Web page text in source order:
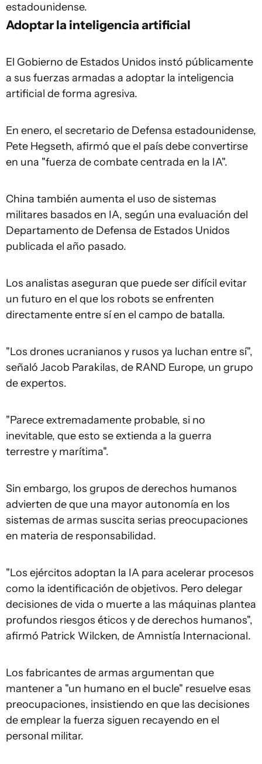
estadounidense.
Adoptar la inteligencia artificial
El Gobierno de Estados Unidos instó públicamente
a sus fuerzas armadas a adoptar la inteligencia
artificial de forma agresiva.
En enero, el secretario de Defensa estadounidense,
Pete Hegseth, afirmó que el país debe convertirse
en una "fuerza de combate centrada en la IA".
China también aumenta el uso de sistemas
militares basados en IA, según una evaluación del
Departamento de Defensa de Estados Unidos
publicada el año pasado.
Los analistas aseguran que puede ser difícil evitar
un futuro en el que los robots se enfrenten
directamente entre sí en el campo de batalla.
"Los drones ucranianos y rusos ya luchan entre sí",
señaló Jacob Parakilas, de RAND Europe, un grupo
de expertos.
"Parece extremadamente probable, si no
inevitable, que esto se extienda a la guerra
terrestre y marítima".
Sin embargo, los grupos de derechos humanos
advierten de que una mayor autonomía en los
sistemas de armas suscita serias preocupaciones
en materia de responsabilidad.
"Los ejércitos adoptan la IA para acelerar procesos
como la identificación de objetivos. Pero delegar
decisiones de vida o muerte a las máquinas plantea
profundos riesgos éticos y de derechos humanos",
afirmó Patrick Wilcken, de Amnistía Internacional.
Los fabricantes de armas argumentan que
mantener a "un humano en el bucle" resuelve esas
preocupaciones, insistiendo en que las decisiones
de emplear la fuerza siguen recayendo en el
personal militar.